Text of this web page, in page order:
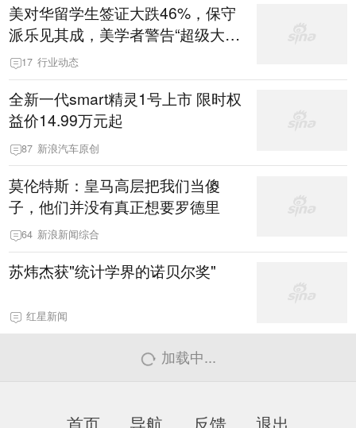
美对华留学生签证大跌46%，保守
派乐见其成，美学者警告“超级大国
的自杀”
17 行业动态
全新一代smart精灵1号上市 限时权
益价14.99万元起
87 新浪汽车原创
莫伦特斯：皇马高层把我们当傻
子，他们并没有真正想要罗德里
64 新浪新闻综合
苏炜杰获"统计学界的诺贝尔奖"
红星新闻
加载中...